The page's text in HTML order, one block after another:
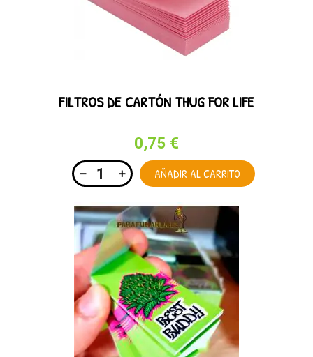
FILTROS DE CARTÓN THUG FOR LIFE
0,75 €
AÑADIR AL CARRITO